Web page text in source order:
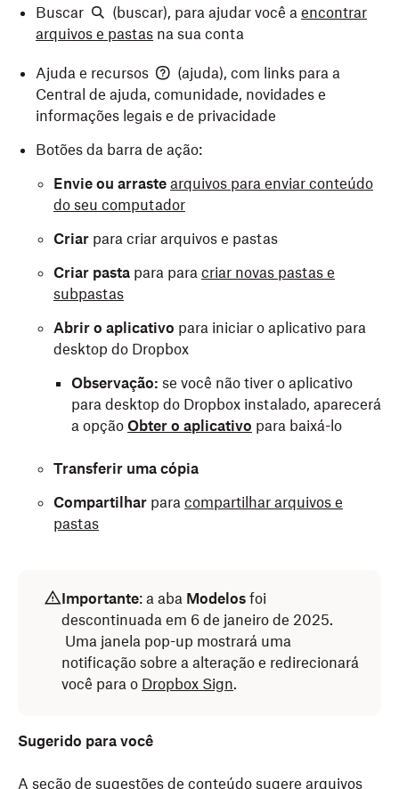
Buscar (buscar), para ajudar você a encontrar
arquivos e pastas na sua conta
Ajuda e recursos
(ajuda), com links para a
Central de ajuda, comunidade, novidades e
informações legais e de privacidade
Botões da barra de ação:
Envie ou arraste arquivos para enviar conteúdo
do seu computador
Criar para criar arquivos e pastas
Criar pasta para para criar novas pastas e
subpastas
Abrir o aplicativo para iniciar o aplicativo para
desktop do Dropbox
Observação: se você não tiver o aplicativo
para desktop do Dropbox instalado, aparecerá
a opção Obter o aplicativo para baixá-lo
Transferir uma cópia
Compartilhar para compartilhar arquivos e
pastas
Importante: a aba Modelos foi
descontinuada em 6 de janeiro de 2025.
Uma janela pop-up mostrará uma
notificação sobre a alteração e redirecionará
você para o Dropbox Sign.
Sugerido para você
A seção de sugestões de conteúdo sugere arquivos